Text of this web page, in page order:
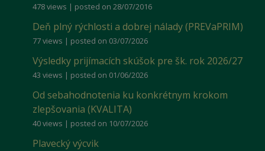
478 views | posted on 28/07/2016
Deň plný rýchlosti a dobrej nálady (PREVaPRIM)
77 views | posted on 03/07/2026
Výsledky prijímacích skúšok pre šk. rok 2026/27
43 views | posted on 01/06/2026
Od sebahodnotenia ku konkrétnym krokom
zlepšovania (KVALITA)
40 views | posted on 10/07/2026
Plavecký výcvik